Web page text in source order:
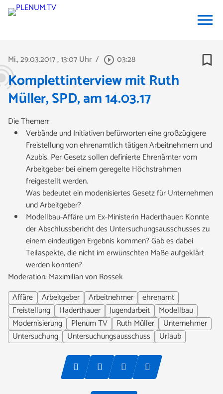
menu
Mi., 29.03.2017, 13:07 Uhr / play_circle_outline 03:28 bookmark_border
Komplettinterview mit Ruth
Müller, SPD, am 14.03.17
Die Themen:
Verbände und Initiativen befürworten eine großzügigere
Freistellung von ehrenamtlich tätigen Arbeitnehmern und
Azubis. Per Gesetz sollen definierte Ehrenämter vom
Arbeitgeber bei einem geregelte Höchstrahmen
freigestellt werden.
Was bedeutet ein modenisiertes Gesetz für Unternehmen
und Arbeitgeber?
Modellbau-Affäre um Ex-Ministerin Haderthauer: Konnte
der Abschlussbericht des Untersuchungsausschusses zu
einem eindeutigen Ergebnis kommen? Gab es dabei
Teilaspekte, die nicht im erwünschten Maße aufgeklärt
werden konnten?
Moderation: Maximilian von Rossek
Affäre
Arbeitgeber Arbeitnehmer
ehrenamt
Freistellung
Haderthauer Jugendarbeit
Modellbau
Modernisierung
Plenum TV Ruth Müller
Unternehmer
Untersuchung
Untersuchungsausschuss Urlaub